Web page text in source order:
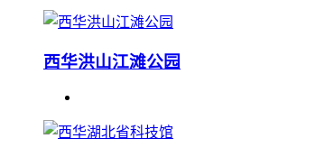
西华洪山江滩公园